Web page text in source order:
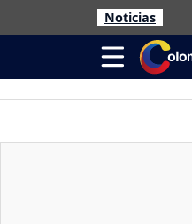
Noticias